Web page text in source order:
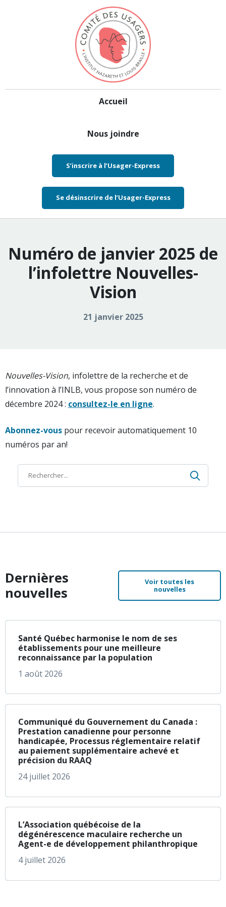
Accueil
Nous joindre
S’inscrire à l’Usager-Express
Se désinscrire de l’Usager-Express
Numéro de janvier 2025 de
l’infolettre Nouvelles-
Vision
21 janvier 2025
Nouvelles-Vision, infolettre de la recherche et de
l’innovation à l’INLB, vous propose son numéro de
décembre 2024 : consultez-le en ligne.
Abonnez-vouspour recevoir automatiquement 10
numéros par an!
Recherche
Dernières
nouvelles
Voir toutes les
nouvelles
Santé Québec harmonise le nom de ses
établissements pour une meilleure
reconnaissance par la population
1 août 2026
En savoir plusà propos de Santé
Communiqué du Gouvernement du Canada :
Prestation canadienne pour personne
handicapée, Processus réglementaire relatif
au paiement supplémentaire achevé et
précision du RAAQ
24 juillet 2026
En savoir plusà propos de
L’Association québécoise de la
dégénérescence maculaire recherche un
Agent-e de développement philanthropique
4 juillet 2026
En savoir plusà propos de